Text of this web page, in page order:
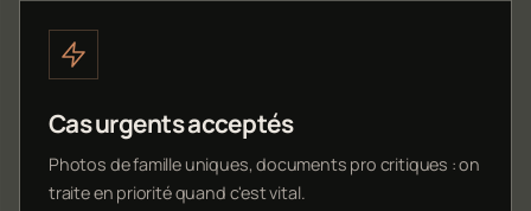
Cas urgents acceptés
Photos de famille uniques, documents pro critiques : on
traite en priorité quand c'est vital.